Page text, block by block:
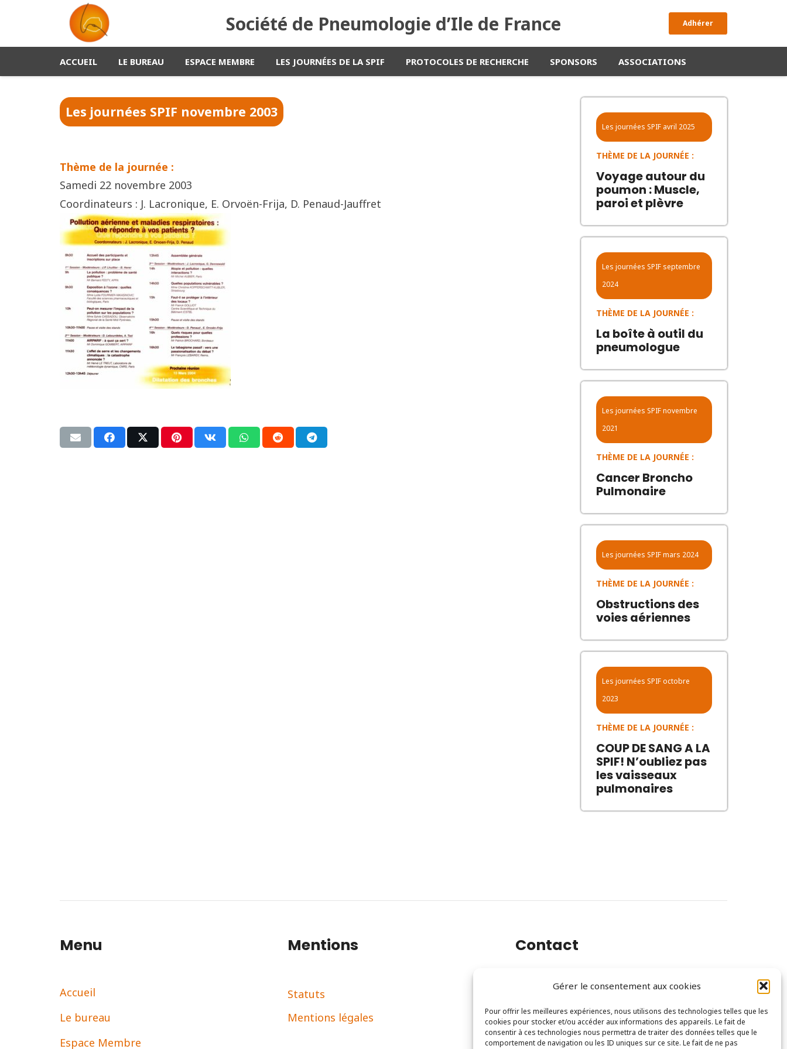
Gérer le consentement aux cookies
Pour offrir les meilleures expériences, nous utilisons des technologies telles que les
cookies pour stocker et/ou accéder aux informations des appareils. Le fait de
consentir à ces technologies nous permettra de traiter des données telles que le
comportement de navigation ou les ID uniques sur ce site. Le fait de ne pas
Société de Pneumologie d’Ile de France Adhérer
ACCUEIL LE BUREAU ESPACE MEMBRE LES JOURNÉES DE LA SPIF PROTOCOLES DE RECHERCHE SPONSORS ASSOCIATIONS
Les journées SPIF novembre 2003
Thème de la journée :
Samedi 22 novembre 2003
Coordinateurs : J. Lacronique, E. Orvoën-Frija, D. Penaud-Jauffret
Les journées SPIF avril 2025
THÈME DE LA JOURNÉE :
Voyage autour du
poumon : Muscle,
paroi et plèvre
Les journées SPIF septembre
2024
THÈME DE LA JOURNÉE :
La boîte à outil du
pneumologue
Les journées SPIFnovembre
2021
THÈME DE LA JOURNÉE :
Cancer Broncho
Pulmonaire
Les journées SPIFmars 2024
THÈME DE LA JOURNÉE :
Obstructions des
voies aériennes
Les journées SPIFoctobre
2023
THÈME DE LA JOURNÉE :
COUP DE SANG A LA
SPIF! N’oubliez pas
les vaisseaux
pulmonaires
Menu
Accueil
Le bureau
Espace Membre
Mentions
Statuts
Mentions légales
Contact
20 Rue Félix Faure, 94300 Vincennes
contact@mc-com.fr